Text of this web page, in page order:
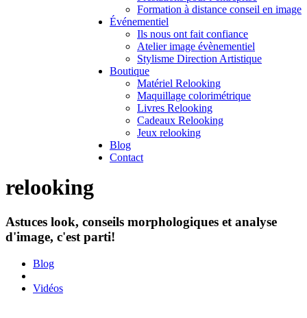
Formation à distance conseil en image
Événementiel
Ils nous ont fait confiance
Atelier image évènementiel
Stylisme Direction Artistique
Boutique
Matériel Relooking
Maquillage colorimétrique
Livres Relooking
Cadeaux Relooking
Jeux relooking
Blog
Contact
relooking
Astuces look, conseils morphologiques et analyse
d'image, c'est parti!
Blog
Vidéos